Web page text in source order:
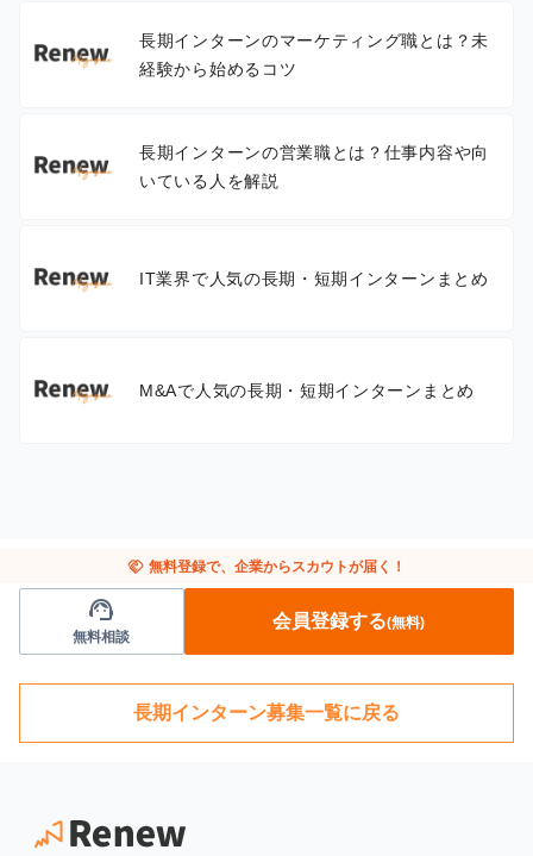
長期インターンのマーケティング職とは？未
経験から始めるコツ
長期インターンの営業職とは？仕事内容や向
いている人を解説
IT業界で人気の長期・短期インターンまとめ
M&Aで人気の長期・短期インターンまとめ
handshake 無料登録で、企業からスカウトが届く！
support_agent
無料相談
会員登録する(無料)
長期インターン募集一覧に戻る